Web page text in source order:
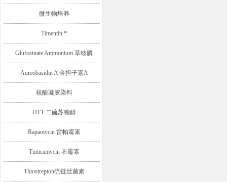
微生物培养
Timentin *
Glufosinate Ammonium 草铵膦
Aureobasidin A 金担子素A
核酸凝胶染料
DTT 二硫苏糖醇
Rapamycin 雷帕霉素
Tunicamycin 衣霉素
Thiostrepton硫链丝菌素